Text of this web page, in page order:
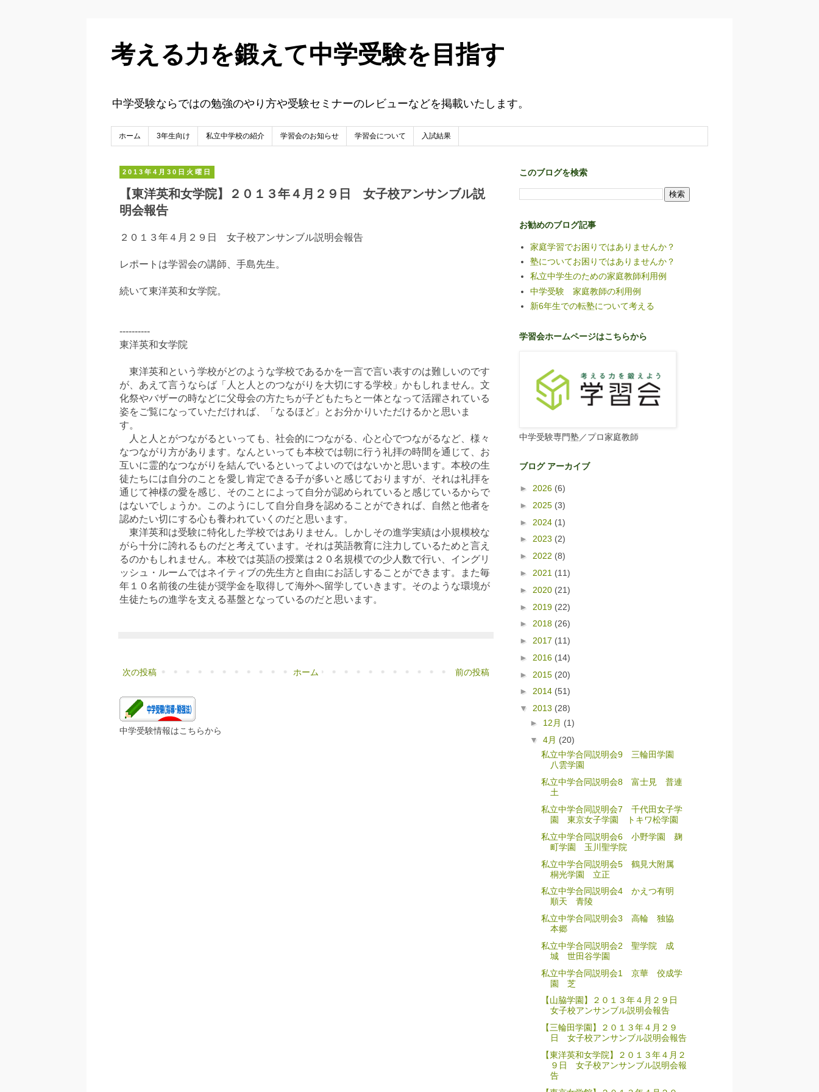
考える力を鍛えて中学受験を目指す
中学受験ならではの勉強のやり方や受験セミナーのレビューなどを掲載いたします。
ホーム 3年生向け 私立中学校の紹介 学習会のお知らせ 学習会について 入試結果
2013年4月30日火曜日
【東洋英和女学院】２０１３年４月２９日 女子校アンサンブル説
明会報告
２０１３年４月２９日 女子校アンサンブル説明会報告
レポートは学習会の講師、手島先生。
続いて東洋英和女学院。
----------
東洋英和女学院
東洋英和という学校がどのような学校であるかを一言で言い表すのは難しいのです
が、あえて言うならば「人と人とのつながりを大切にする学校」かもしれません。文
化祭やバザーの時などに父母会の方たちが子どもたちと一体となって活躍されている
姿をご覧になっていただければ、「なるほど」とお分かりいただけるかと思いま
す。
人と人とがつながるといっても、社会的につながる、心と心でつながるなど、様々
なつながり方があります。なんといっても本校では朝に行う礼拝の時間を通じて、お
互いに霊的なつながりを結んでいるといってよいのではないかと思います。本校の生
徒たちには自分のことを愛し肯定できる子が多いと感じておりますが、それは礼拝を
通じて神様の愛を感じ、そのことによって自分が認められていると感じているからで
はないでしょうか。このようにして自分自身を認めることができれば、自然と他者を
認めたい切にする心も養われていくのだと思います。
東洋英和は受験に特化した学校ではありません。しかしその進学実績は小規模校な
がら十分に誇れるものだと考えています。それは英語教育に注力しているためと言え
るのかもしれません。本校では英語の授業は２０名規模での少人数で行い、イングリ
ッシュ・ルームではネイティブの先生方と自由にお話しすることができます。また毎
年１０名前後の生徒が奨学金を取得して海外へ留学していきます。そのような環境が
生徒たちの進学を支える基盤となっているのだと思います。
次の投稿 前の投稿
ホーム
中学受験情報はこちらから
このブログを検索
お勧めのブログ記事
家庭学習でお困りではありませんか？
塾についてお困りではありませんか？
私立中学生のための家庭教師利用例
中学受験 家庭教師の利用例
新6年生での転塾について考える
学習会ホームページはこちらから
中学受験専門塾／プロ家庭教師
ブログ アーカイブ
► 2026 (6)
► 2025 (3)
► 2024 (1)
► 2023 (2)
► 2022 (8)
► 2021 (11)
► 2020 (21)
► 2019 (22)
► 2018 (26)
► 2017 (11)
► 2016 (14)
► 2015 (20)
► 2014 (51)
▼ 2013 (28)
► 12月 (1)
▼4月 (20)
私立中学合同説明会9 三輪田学園
八雲学園
私立中学合同説明会8 富士見 普連
土
私立中学合同説明会7 千代田女子学
園 東京女子学園 トキワ松学園
私立中学合同説明会6 小野学園 麹
町学園 玉川聖学院
私立中学合同説明会5 鶴見大附属
桐光学園 立正
私立中学合同説明会4 かえつ有明
順天 青陵
私立中学合同説明会3 高輪 独協
本郷
私立中学合同説明会2 聖学院 成
城 世田谷学園
私立中学合同説明会1 京華 佼成学
園 芝
【山脇学園】２０１３年４月２９日
女子校アンサンブル説明会報告
【三輪田学園】２０１３年４月２９
日 女子校アンサンブル説明会報告
【東洋英和女学院】２０１３年４月２
９日 女子校アンサンブル説明会報
告